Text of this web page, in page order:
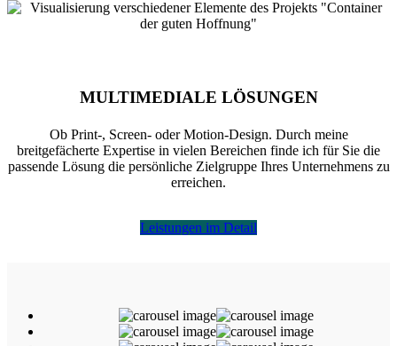
MULTIMEDIALE LÖSUNGEN
Ob Print-, Screen- oder Motion-Design. Durch meine
breitgefächerte Expertise in vielen Bereichen finde ich für Sie die
passende Lösung die persönliche Zielgruppe Ihres Unternehmens zu
erreichen.
Leistungen im Detail